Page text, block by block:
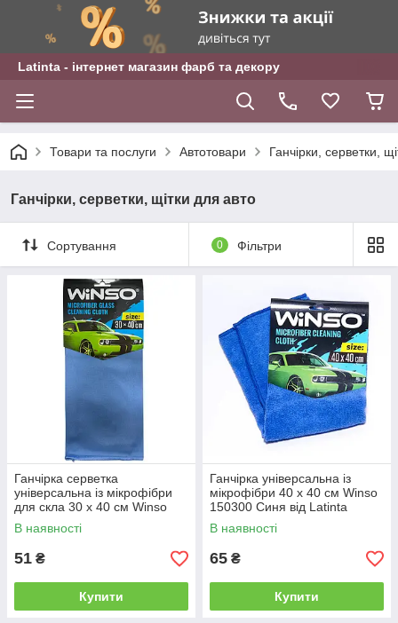
Latinta - інтернет магазин фарб та декору
Товари та послуги Автотовари Ганчірки, серветки,
Ганчірки, серветки, щітки для авто
Сортування 0 Фільтри
Ганчірка серветка
універсальна із мікрофібри
для скла 30 x 40 см Winso
150230 Синя від Latinta
В наявності
51 ₴
Купити
Ганчірка універсальна із
мікрофібри 40 x 40 см Winso
150300 Синя від Latinta
В наявності
65 ₴
Купити